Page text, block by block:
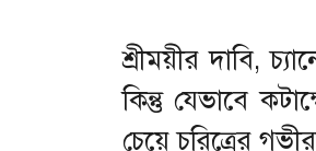
শ্রীময়ীর দাবি,
কিন্তু যেভাবে
চেয়ে চরিত্রের